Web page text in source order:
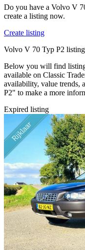
Do you have a Volvo V
create a listing now.
Create listing
Volvo V 70 Typ P2
Below you will find
available on Classic
availability, value trends,
P2" to make a more
Expired listing